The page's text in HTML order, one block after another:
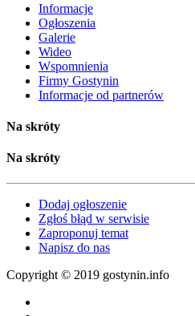
Informacje
Ogłoszenia
Galerie
Wideo
Wspomnienia
Firmy Gostynin
Informacje od partnerów
Na skróty
Na skróty
Dodaj ogłoszenie
Zgłoś błąd w serwisie
Zaproponuj temat
Napisz do nas
Copyright © 2019 gostynin.info